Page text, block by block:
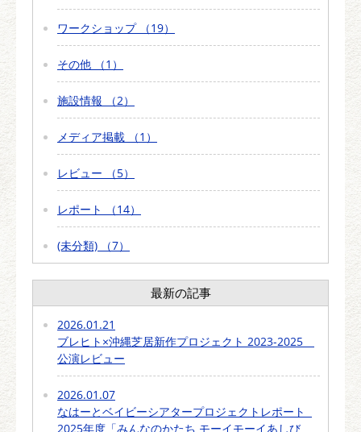
ワークショップ （19）
その他 （1）
施設情報 （2）
メディア掲載 （1）
レビュー （5）
レポート （14）
(未分類) （7）
最新の記事
2026.01.21
ブレヒト×沖縄芝居新作プロジェクト 2023-2025
公演レビュー
2026.01.07
なはーとベイビーシアタープロジェクトレポート
2025年度「みんなのかたち モーイモーイあしび